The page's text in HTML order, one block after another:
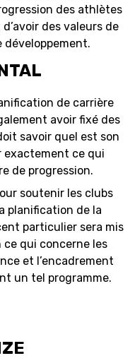
des athlètes
des valeurs de
développement.
de carrière
avoir fixé des
savoir quel est son
exactement ce qui
de progression.
soutenir les clubs
planification de la
particulier sera mis
qui concerne les
et l’encadrement
un tel programme.